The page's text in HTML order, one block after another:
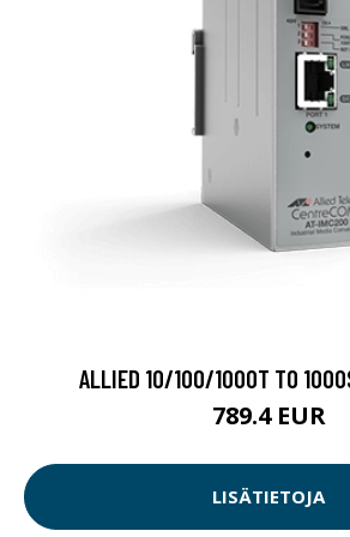
ALLIED 10/100/1000T TO
789.4 EUR
LISÄTIETOJA